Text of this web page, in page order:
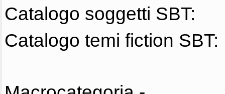
Catalogo soggetti SBT:
Catalogo temi fiction SBT: